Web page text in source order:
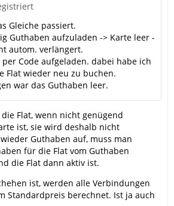
Gleiche passiert.
Guthaben aufzuladen -> Karte leer -
autom. verlängert.
Code aufgeladen. dabei habe ich
Flat wieder neu zu buchen.
war das Guthaben leer.
Flat, wenn nicht genügend
ist, sie wird deshalb nicht
Guthaben auf, muss man
für die Flat vom Guthaben
die Flat dann aktiv ist.
ist, werden alle Verbindungen
Standardpreis berechnet. Ist ja auch